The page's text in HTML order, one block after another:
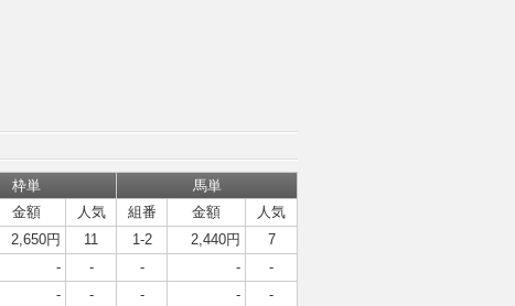
枠単
馬単
金額 人気 組番 金額
人気
2,650円 11 1-2 2,440円
7
- - - -
-
- - - - -